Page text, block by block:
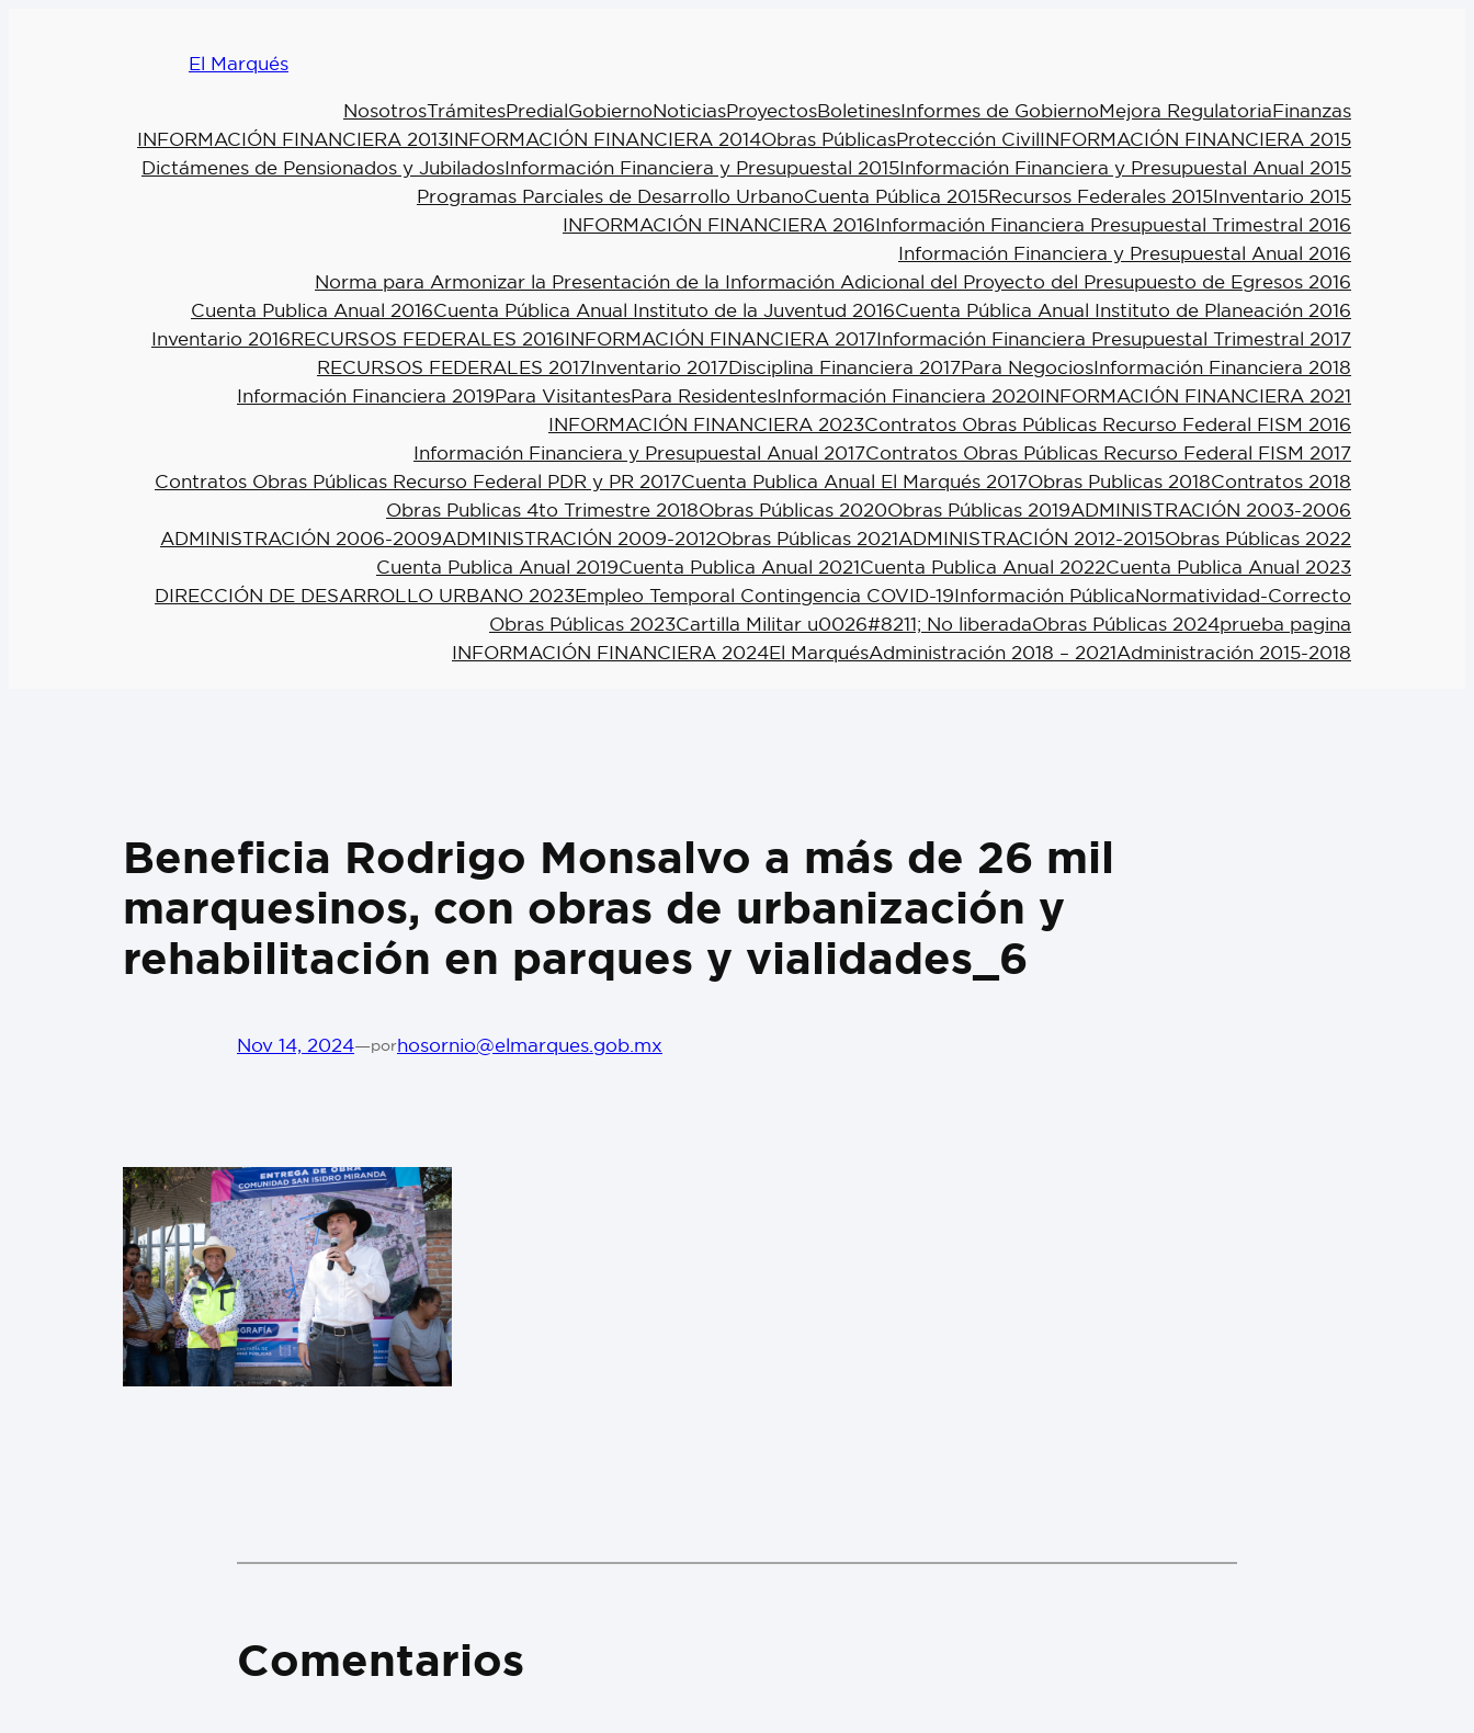
El Marqués
NosotrosTrámitesPredialGobiernoNoticiasProyectosBoletinesInformes de GobiernoMejora RegulatoriaFinanzas
INFORMACIÓN FINANCIERA 2013INFORMACIÓN FINANCIERA 2014Obras PúblicasProtección CivilINFORMACIÓN FINANCIERA 2015
Dictámenes de Pensionados y JubiladosInformación Financiera y Presupuestal 2015Información Financiera y Presupuestal Anual 2015
Programas Parciales de Desarrollo UrbanoCuenta Pública 2015Recursos Federales 2015Inventario 2015
INFORMACIÓN FINANCIERA 2016Información Financiera Presupuestal Trimestral 2016
Información Financiera y Presupuestal Anual 2016
Norma para Armonizar la Presentación de la Información Adicional del Proyecto del Presupuesto de Egresos 2016
Cuenta Publica Anual 2016Cuenta Pública Anual Instituto de la Juventud 2016Cuenta Pública Anual Instituto de Planeación 2016
Inventario 2016RECURSOS FEDERALES 2016INFORMACIÓN FINANCIERA 2017Información Financiera Presupuestal Trimestral 2017
RECURSOS FEDERALES 2017Inventario 2017Disciplina Financiera 2017Para NegociosInformación Financiera 2018
Información Financiera 2019Para VisitantesPara ResidentesInformación Financiera 2020INFORMACIÓN FINANCIERA 2021
INFORMACIÓN FINANCIERA 2023Contratos Obras Públicas Recurso Federal FISM 2016
Información Financiera y Presupuestal Anual 2017Contratos Obras Públicas Recurso Federal FISM 2017
Contratos Obras Públicas Recurso Federal PDR y PR 2017Cuenta Publica Anual El Marqués 2017Obras Publicas 2018Contratos 2018
Obras Publicas 4to Trimestre 2018Obras Públicas 2020Obras Públicas 2019ADMINISTRACIÓN 2003-2006
ADMINISTRACIÓN 2006-2009ADMINISTRACIÓN 2009-2012Obras Públicas 2021ADMINISTRACIÓN 2012-2015Obras Públicas 2022
Cuenta Publica Anual 2019Cuenta Publica Anual 2021Cuenta Publica Anual 2022Cuenta Publica Anual 2023
DIRECCIÓN DE DESARROLLO URBANO 2023Empleo Temporal Contingencia COVID-19Información PúblicaNormatividad-Correcto
Obras Públicas 2023Cartilla Militar u0026#8211; No liberadaObras Públicas 2024prueba pagina
INFORMACIÓN FINANCIERA 2024El MarquésAdministración 2018 – 2021Administración 2015-2018
Beneficia Rodrigo Monsalvo a más de 26 mil
marquesinos, con obras de urbanización y
rehabilitación en parques y vialidades_6
Nov 14, 2024—porhosornio@elmarques.gob.mx
Comentarios